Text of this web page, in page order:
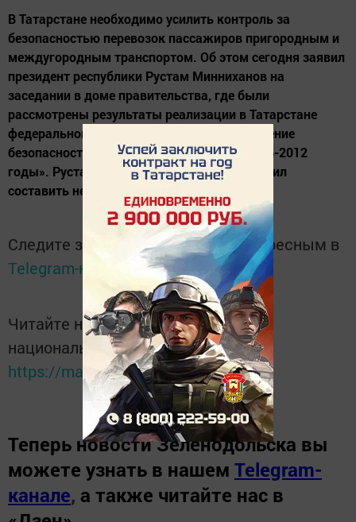
В Татарстане необходимо усилить контроль за
безопасностью перевозок пассажиров пригородным и
междугородным транспортом. Об этом сегодня заявил
президент республики Рустам Минниханов на
заседании в доме правительства, где были
рассмотрены результаты реализации в Татарстане
федеральной целевой программы «Повышение
безопасности дорожного движения на 2006-2012
годы». Рустам Минниханов также предложил
составить некий рейтинг...
Следите за самым важным и интересным в
Telegram-канале
Татмедиа
Читайте новости Татарстана в
национальном мессенджере MАХ:
https://max.ru/tatmedia
Теперь новости Зеленодольска вы
можете узнать в нашем Telegram-
канале, а также читайте нас в